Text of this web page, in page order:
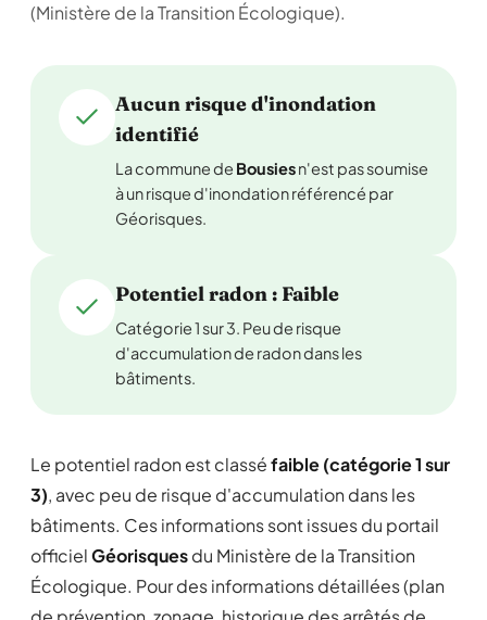
(Ministère de la Transition Écologique).
Aucun risque d'inondation
identifié
La commune de Bousiesn'est pas soumise
à un risque d'inondation référencé par
Géorisques.
Potentiel radon : Faible
Catégorie 1 sur 3. Peu de risque
d'accumulation de radon dans les
bâtiments.
Le potentiel radon est classéfaible (catégorie 1 sur
3), avec peu de risque d'accumulation dans les
bâtiments. Ces informations sont issues du portail
officielGéorisquesdu Ministère de la Transition
Écologique. Pour des informations détaillées (plan